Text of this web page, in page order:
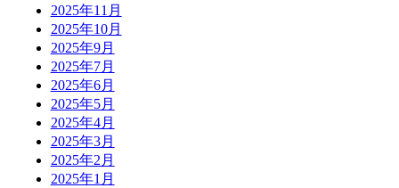
2025年11月
2025年10月
2025年9月
2025年7月
2025年6月
2025年5月
2025年4月
2025年3月
2025年2月
2025年1月